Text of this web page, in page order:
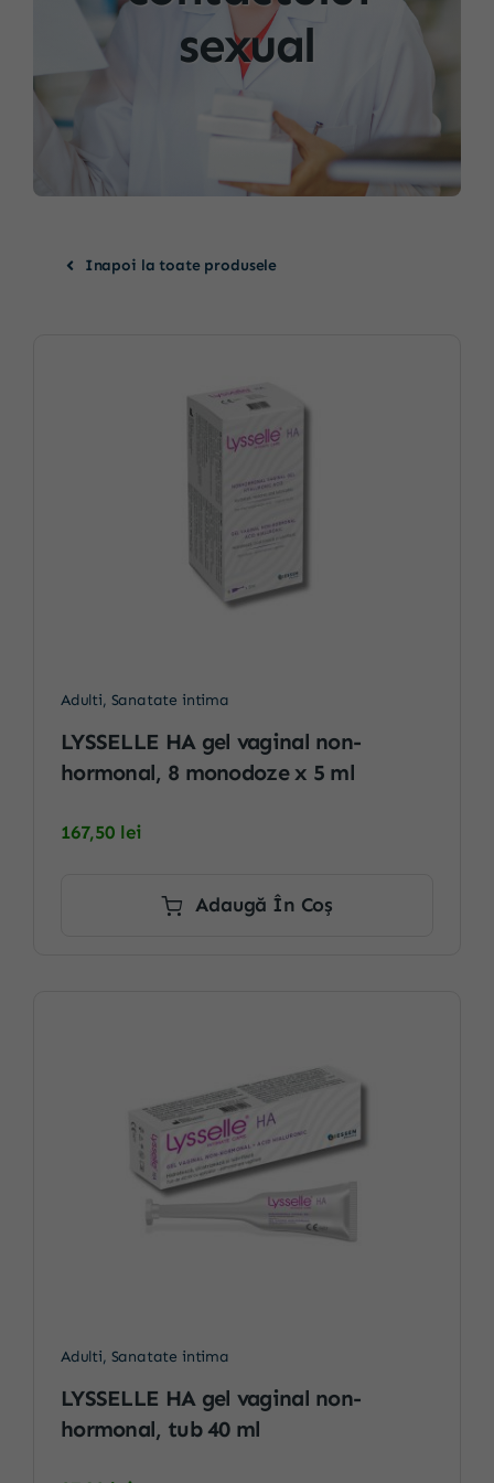
sexual
Inapoi la toate produsele
Adulti, Sanatate intima
LYSSELLE HA gel vaginal non-
hormonal, 8 monodoze x 5 ml
167,50 lei
Adaugă În Coș
Adulti, Sanatate intima
LYSSELLE HA gel vaginal non-
hormonal, tub 40 ml